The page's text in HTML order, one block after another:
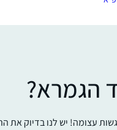
הגמרא?
עצומה! יש לנו בדיוק את